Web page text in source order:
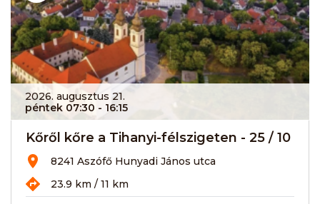
2026. augusztus 21.
péntek 07:30 - 16:15
Kőről kőre a Tihanyi-félszigeten - 25 / 10
8241 Aszófő Hunyadi János utca
23.9 km / 11 km